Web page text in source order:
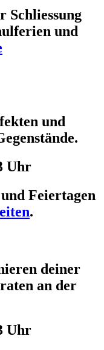
Schliessung
und
und
Uhr
Feiertagen
.
deiner
an der
Uhr